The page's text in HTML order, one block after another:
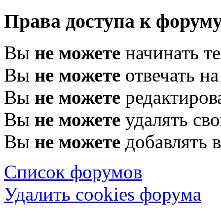
Права доступа к
Вы не можете начинать
Вы не можете отвечать
Вы не можете
Вы не можете удалять
Вы не можете добавлять
Список форумов
Удалить cookies форума